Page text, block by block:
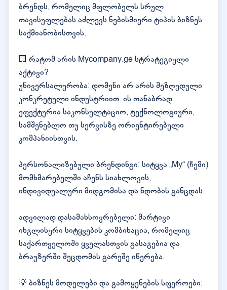
ბრენდს, რომელიც მფლობელს სრულ
თავისუფლებას აძლევს ნებისმიერი ტიპის ბიზნეს
საქმიანობისთვის.
🏢 რატომ არის Mycompany.ge სტრატეგიული
აქტივი?
უნივერსალურობა: დომენი არ არის შეზღუდული
კონკრეტული ინდუსტრიით. ის თანაბრად
ეფექტურია საკონსულტაციო, ტექნოლოგიური,
სამშენებლო თუ სერვისზე ორიენტირებული
კომპანიისთვის.
პერსონალიზებული ბრენდინგი: სიტყვა „My“ (ჩემი)
მომხმარებელში აჩენს სიახლოვის,
ინდივიდუალური მიდგომისა და ნდობის განცდას.
ადვილად დასამახსოვრებელი: მარტივი
ინგლისური სიტყვების კომბინაცია, რომელიც
საქართველოში ყველასთვის გასაგებია და
ბრაუზერში შეცდომის გარეშე იწერება.
💡 ბიზნეს მოდელები და გამოყენების სფეროები: